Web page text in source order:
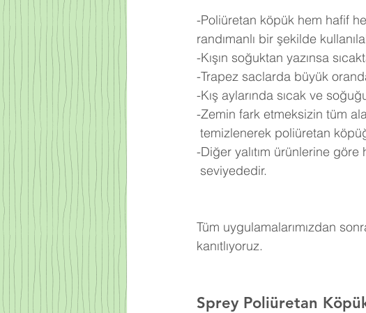
-Poliüretan köpük hem hafif
randımanlı bir şekilde
-Kışın soğuktan yazınsa
-Trapez saclarda büyük
-Kış aylarında sıcak ve
-Zemin fark etmeksizin tüm
temizlenerek poliüretan
-Diğer yalıtım ürünlerine
seviyededir.
Tüm uygulamalarımızdan
kanıtlıyoruz.
Sprey Poliüretan